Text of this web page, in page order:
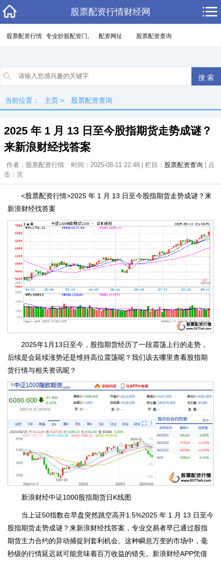
股票配资行情财经网
股票配资行情 专业炒股配资门户 配资网址 股票配资查询
当前位置： 主页 > 股票配资查询
2025 年 1 月 13 日至今股指期货走势成谜？
来新浪财经找答案
作者：股票配资行情 时间：2025-08-11 22:48 | 栏目： 股票配资查询 | 点
击： 次
<股票配资行情>2025 年 1 月 13 日至今股指期货走势成谜？来
新浪财经找答案
2025年1月13日至今，股指期货经历了一段震荡上行的走势，
后续是会延续涨势还是维持高位震荡呢？我们该去哪里查看股指期
货行情与相关资讯呢？
新浪财经中证1000股指期货日K线图
当上证50指数在早盘突然跳空高开1.5%2025 年 1 月 13 日至今
股指期货走势成谜？来新浪财经找答案，专业交易者早已通过股指
期货主力合约的异动捕捉到套利机会。这种瞬息万变的市场中，毫
秒级的行情延迟就可能意味着百万收益的错失。新浪财经APP凭借